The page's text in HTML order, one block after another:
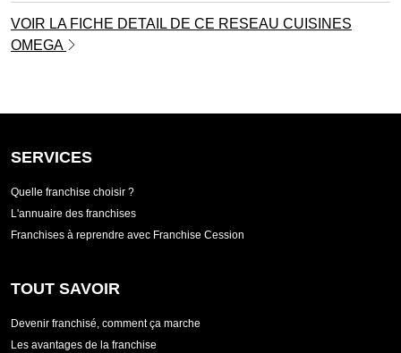
VOIR LA FICHE DETAIL DE CE RESEAU CUISINES
OMEGA
SERVICES
Quelle franchise choisir ?
L'annuaire des franchises
Franchises à reprendre avec Franchise Cession
TOUT SAVOIR
Devenir franchisé, comment ça marche
Les avantages de la franchise